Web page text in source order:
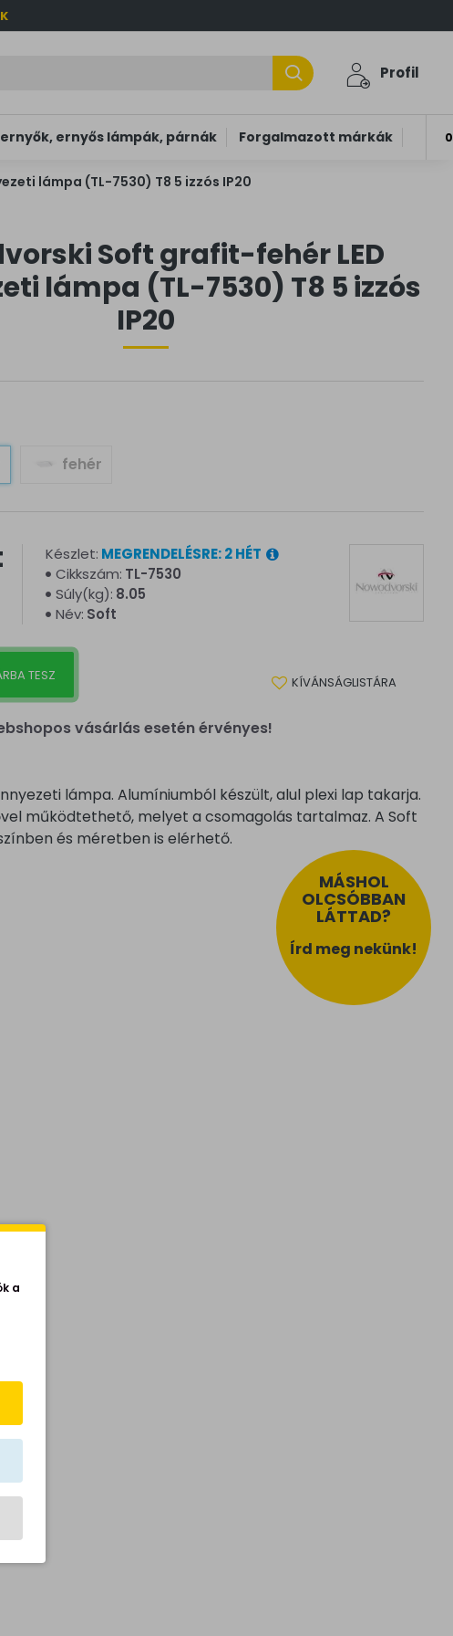
Profil
ernyős lámpák, párnák Forgalmazott márkák
lámpa (TL-7530) T8 5 izzós IP20
Soft grafit-fehér LED
lámpa (TL-7530) T8 5 izzós
IP20
vásárlás esetén érvényes!
fehér
Készlet: MEGRENDELÉSRE: 2 HÉT
Cikkszám: TL-7530
Súly(kg): 8.05
Név: Soft
TESZ KÍVÁNSÁGLISTÁRA
lámpa. Alumíniumból készült, alul plexi lap takarja.
működtethető, melyet a csomagolás tartalmaz. A Soft
és méretben is elérhető.
MÁSHOL
OLCSÓBBAN
LÁTTAD?
Írd meg nekünk!
a